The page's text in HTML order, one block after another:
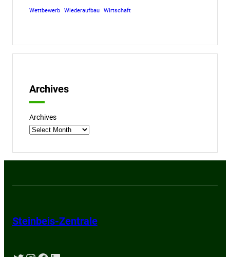
Wettbewerb Wiederaufbau Wirtschaft
Archives
Archives
Steinbeis-Zentrale